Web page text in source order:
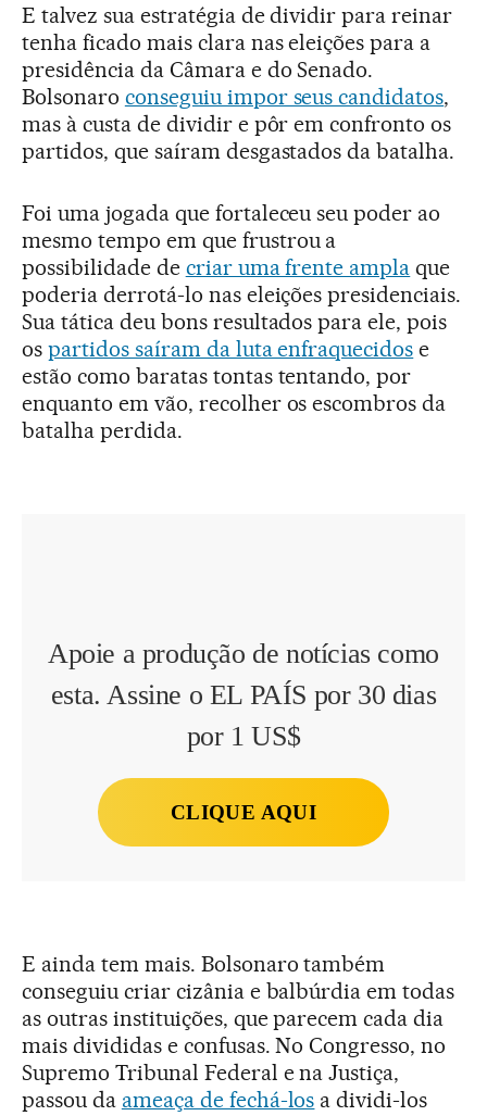
E talvez sua estratégia de dividir para reinar
tenha ficado mais clara nas eleições para a
presidência da Câmara e do Senado.
Bolsonaro conseguiu impor seus candidatos,
mas à custa de dividir e pôr em confronto os
partidos, que saíram desgastados da batalha.
Foi uma jogada que fortaleceu seu poder ao
mesmo tempo em que frustrou a
possibilidade de criar uma frente ampla que
poderia derrotá-lo nas eleições presidenciais.
Sua tática deu bons resultados para ele, pois
os partidos saíram da luta enfraquecidos e
estão como baratas tontas tentando, por
enquanto em vão, recolher os escombros da
batalha perdida.
Apoie a produção de notícias como
esta. Assine o EL PAÍS por 30 dias
por 1 US$
CLIQUE AQUI
E ainda tem mais. Bolsonaro também
conseguiu criar cizânia e balbúrdia em todas
as outras instituições, que parecem cada dia
mais divididas e confusas. No Congresso, no
Supremo Tribunal Federal e na Justiça,
passou da ameaça de fechá-los a dividi-los